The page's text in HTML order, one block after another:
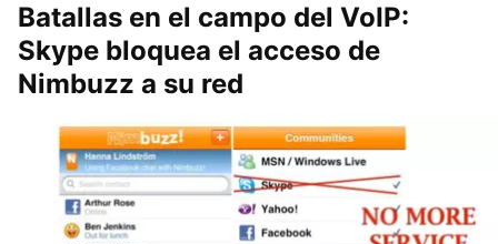
Batallas en el campo del VoIP:
Skype bloquea el acceso de
Nimbuzz a su red